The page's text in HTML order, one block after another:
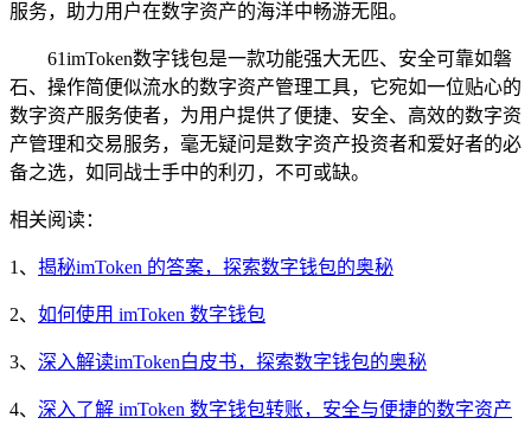
服务，助力用户在数字资产的海洋中畅游无阻。
61imToken数字钱包是一款功能强大无匹、安全可靠如磐
石、操作简便似流水的数字资产管理工具，它宛如一位贴心的
数字资产服务使者，为用户提供了便捷、安全、高效的数字资
产管理和交易服务，毫无疑问是数字资产投资者和爱好者的必
备之选，如同战士手中的利刃，不可或缺。
相关阅读：
1、 揭秘imToken 的答案，探索数字钱包的奥秘
2、 如何使用 imToken 数字钱包
3、 深入解读imToken白皮书，探索数字钱包的奥秘
4、 深入了解 imToken 数字钱包转账，安全与便捷的数字资产